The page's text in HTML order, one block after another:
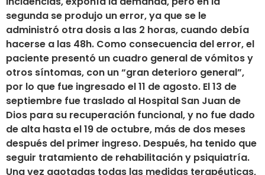
segunda se produjo un error, ya que se le
administró otra dosis a las 2 horas, cuando debía
hacerse a las 48h. Como consecuencia del error, el
paciente presentó un cuadro general de vómitos y
otros síntomas, con un “gran deterioro general”,
por lo que fue ingresado el 11 de agosto. El 13 de
septiembre fue traslado al Hospital San Juan de
Dios para su recuperación funcional, y no fue dado
de alta hasta el 19 de octubre, más de dos meses
después del primer ingreso. Después, ha tenido que
seguir tratamiento de rehabilitación y psiquiatría.
Una vez agotadas todas las medidas terapéuticas,